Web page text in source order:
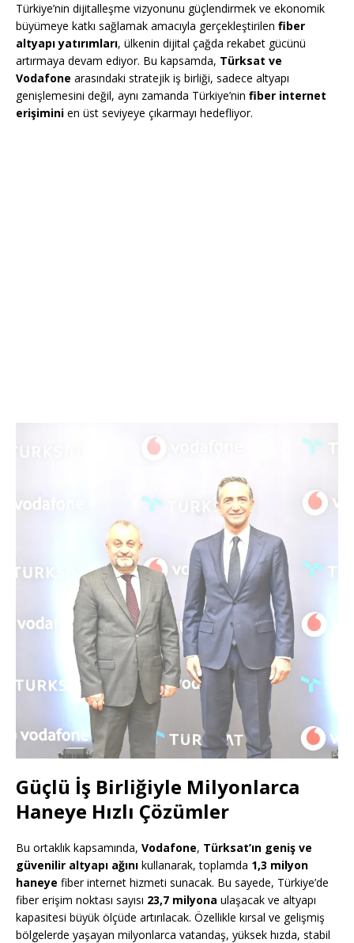
Türkiye’nin dijitalleşme vizyonunu güçlendirmek ve ekonomik
büyümeye katkı sağlamak amacıyla gerçekleştirilen fiber
altyapı yatırımları, ülkenin dijital çağda rekabet gücünü
artırmaya devam ediyor. Bu kapsamda, Türksat ve
Vodafone arasındaki stratejik iş birliği, sadece altyapı
genişlemesini değil, aynı zamanda Türkiye’nin fiber internet
erişimini en üst seviyeye çıkarmayı hedefliyor.
Güçlü İş Birliğiyle Milyonlarca
Haneye Hızlı Çözümler
Bu ortaklık kapsamında, Vodafone, Türksat’ın geniş ve
güvenilir altyapı ağını kullanarak, toplamda 1,3 milyon
haneye fiber internet hizmeti sunacak. Bu sayede, Türkiye’de
fiber erişim noktası sayısı 23,7 milyona ulaşacak ve altyapı
kapasitesi büyük ölçüde artırılacak. Özellikle kırsal ve gelişmiş
bölgelerde yaşayan milyonlarca vatandaş, yüksek hızda, stabil